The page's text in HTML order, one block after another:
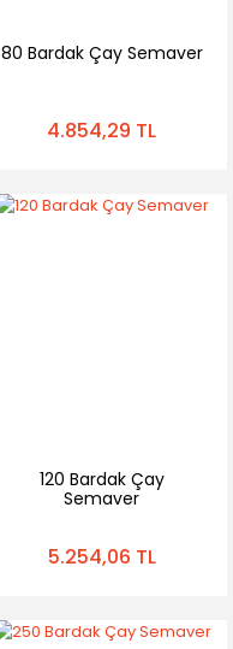
80 Bardak Çay Semaver
4.854,29 TL
120 Bardak Çay
Semaver
5.254,06 TL